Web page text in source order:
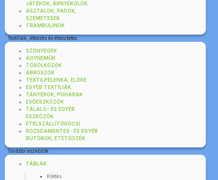
JÁTÉKOK, ÁRNYÉKOLÓK
ASZTALOK, PADOK,
SZEMETESEK
TRAMBULINOK
Textíliák, étkezés és étkeztetés
SZŐNYEGEK
ÁGYNEMŰK
TÖRÖLKÖZŐK
ABROSZOK
TEXTILPELENKA, ELŐKE
EGYÉB TEXTÍLIÁK
TÁNYÉROK, POHARAK
EVŐESZKÖZÖK
TÁLALÓ- ÉS EGYÉB
ESZKÖZÖK
ÉTELSZÁLLÍTÓKOCSI
ROZSDAMENTES- ÉS EGYÉB
BÚTOROK, ETETŐSZÉK
További eszközök
TÁBLÁK
Krétás